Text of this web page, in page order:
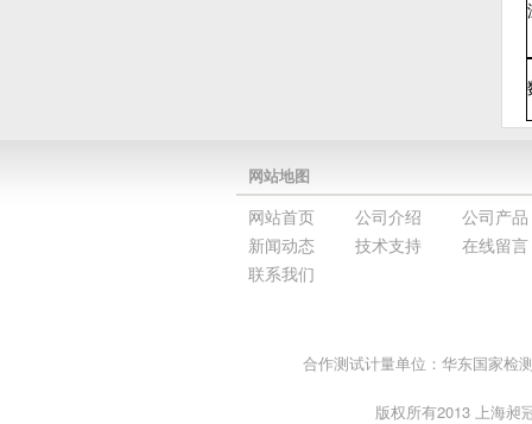
网站地图
网站首页 公司介绍
公司产品
新闻动态
技术支持
在线留言
联系我们
合作测试计量单位：华东国家检
版权所有2013 上海昶